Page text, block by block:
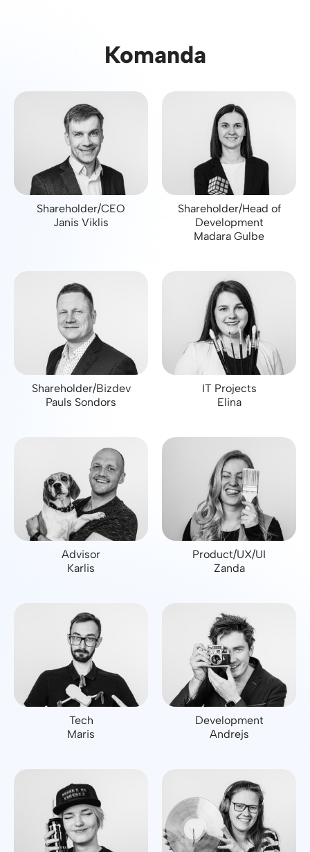
Komanda
Shareholder/CEO
Janis Viklis
Shareholder/Head of
Development
Madara Gulbe
Shareholder/Bizdev
Pauls Sondors
IT Projects
Elina
Advisor
Karlis
Product/UX/UI
Zanda
Tech
Maris
Development
Andrejs